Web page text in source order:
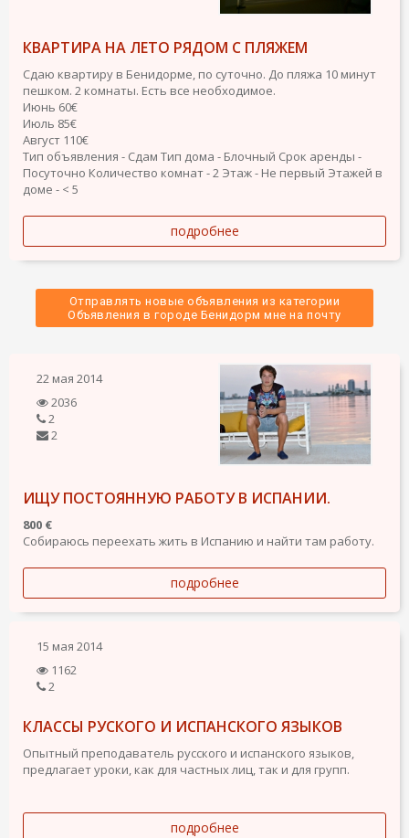
КВАРТИРА НА ЛЕТО РЯДОМ С ПЛЯЖЕМ
Сдаю квартиру в Бенидорме, по суточно. До пляжа 10 минут
пешком. 2 комнаты. Есть все необходимое.
Июнь 60€
Июль 85€
Август 110€
Тип объявления - Сдам Тип дома - Блочный Срок аренды -
Посуточно Количество комнат - 2 Этаж - Не первый Этажей в
доме - < 5
подробнее
Отправлять новые объявления из категории
Объявления в городе Бенидорм мне на почту
22 мая 2014
2036
2
2
ИЩУ ПОСТОЯННУЮ РАБОТУ В ИСПАНИИ.
800 €
Собираюсь переехать жить в Испанию и найти там работу.
подробнее
15 мая 2014
1162
2
КЛАССЫ РУСКОГО И ИСПАНСКОГО ЯЗЫКОВ
Опытный преподаватель русского и испанского языков,
предлагает уроки, как для частных лиц, так и для групп.
подробнее